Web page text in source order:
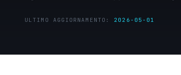
ULTIMO AGGIORNAMENTO: 2026-05-01